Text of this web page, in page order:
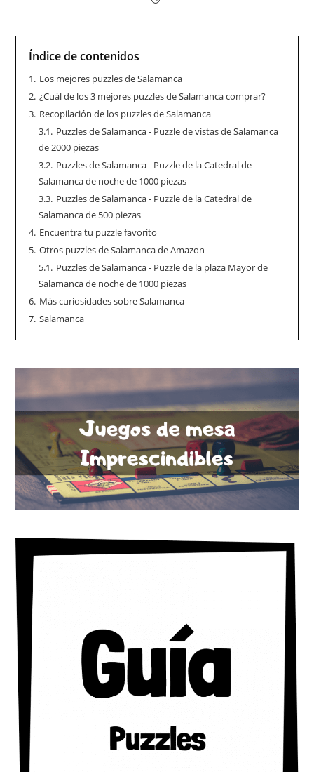
Índice de contenidos
1. Los mejores puzzles de Salamanca
2. ¿Cuál de los 3 mejores puzzles de Salamanca comprar?
3. Recopilación de los puzzles de Salamanca
3.1. Puzzles de Salamanca - Puzzle de vistas de Salamanca
de 2000 piezas
3.2. Puzzles de Salamanca - Puzzle de la Catedral de
Salamanca de noche de 1000 piezas
3.3. Puzzles de Salamanca - Puzzle de la Catedral de
Salamanca de 500 piezas
4. Encuentra tu puzzle favorito
5. Otros puzzles de Salamanca de Amazon
5.1. Puzzles de Salamanca - Puzzle de la plaza Mayor de
Salamanca de noche de 1000 piezas
6. Más curiosidades sobre Salamanca
7. Salamanca